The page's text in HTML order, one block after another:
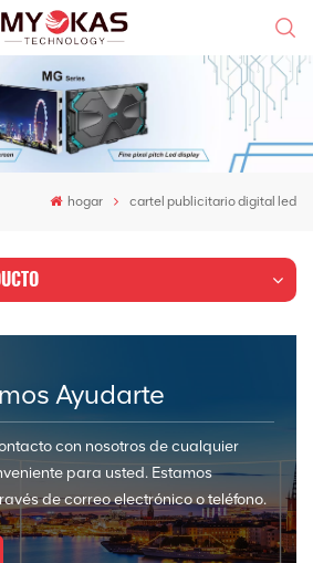
hogar cartel publicitario digital led
Ayudarte
con nosotros de cualquier
para usted. Estamos
de correo electrónico o teléfono.